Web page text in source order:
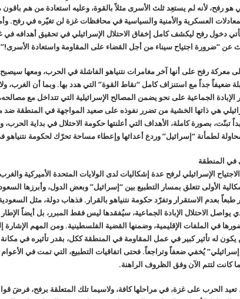
هو رفح، لأنه لم يستعِد ثلث الأسرى مثلاً بالقوة، وعليه استعادة من هم
العسكرية والأمنية والسياسية في محافظات غزة لن تغيّره في رفح.
دخول رفح ليكشف كامل إخفاق الاحتلال الإسرائيلي في تحقيق أهدافه في
عن “ضرورة اجتياح سيناء من أجل القضاء على المقاومة واستعادة
معركة رفح على أنها آخر مغامرات نتنياهو الفاشلة في الحرب، ومعها
ضعيفاً جداً مع استنزاف كامل “نقاط القوة” التي هدد بها. وبما أن الغرب،
الإبادة الجماعية على نحو يضمن المصالح الإسرائيلية التي تتداخل مع
هي ذاتها الخشية من تضرر نفوذه على صعيد المواجهة في المنطقة ضد
تبنّت، بصورة كاملة، الأهداف التي أعلنتها حكومة الاحتلال في بداية
لطمأنة “إسرائيل” وردع أعدائها وإعطاء مساحة تحرّك لحكومة نتنياهو
في المنطقة
الإسرائيلي لرفح عدة إشكاليات لدى الولايات المتحدة الأميركية
الأولى تتعلق بمسار التطبيع بين “إسرائيل” وبعض الدول، وأبرزها
طبعاً بعدم الاستقرار وتفرّد حكومة نتنياهو بالقرار. فذهاب دولة، مثل
يواصل الاحتلال الإبادة الجماعية، سيُفقدها ليس فقط المبرر، بل أيضاً
في الملفات الإقليمية، وضمنها القضية الفلسطينية. ومن المهم الإشارة
يكون له تأثير كبير في عمل المقاومة في المنطقة ككل، بقدر تأثيره في
يُخفي ضعفاً وتراجعاً. فحتى اتفاقيات التطبيع، التي تمت في الأعوام
كانت لتتم الآن وفق الظروف الراهنة.
تعيد الحرب على غزة، في مراحلها كافة، ولاسيما تلك المتعلقة برفح، فرضَ